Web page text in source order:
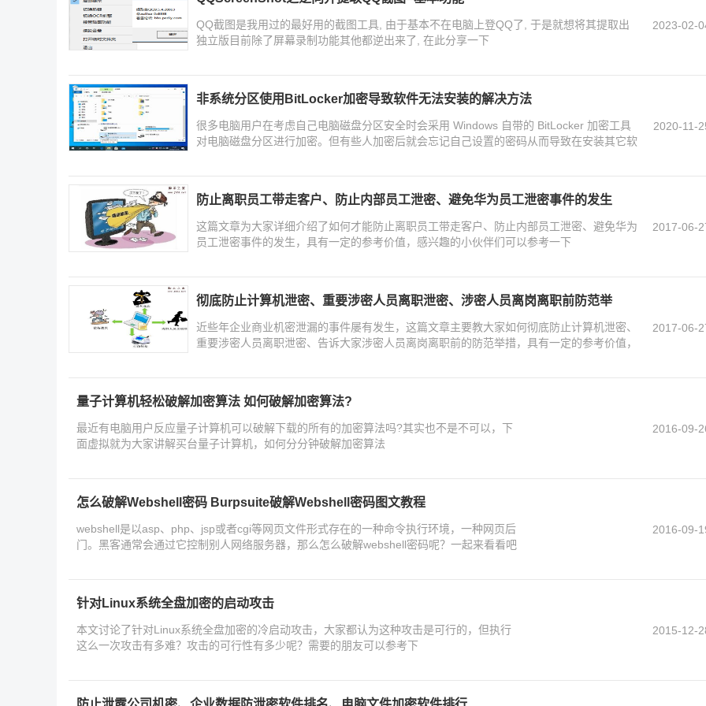
QQ截图是我用过的最好用的截图工具, 由于基本不在电脑上登QQ了, 于是就想将其提取出
独立版目前除了屏幕录制功能其他都逆出来了, 在此分享一下
2023-02-
非系统分区使用BitLocker加密导致软件无法安装的解决方法
很多电脑用户在考虑自己电脑磁盘分区安全时会采用 Windows 自带的 BitLocker 加密工具
对电脑磁盘分区进行加密。但有些人加密后就会忘记自己设置的密码从而导致在安装其它软
2020-11-
防止离职员工带走客户、防止内部员工泄密、避免华为员工泄密事件的发生
这篇文章为大家详细介绍了如何才能防止离职员工带走客户、防止内部员工泄密、避免华为
员工泄密事件的发生，具有一定的参考价值，感兴趣的小伙伴们可以参考一下
2017-06-
彻底防止计算机泄密、重要涉密人员离职泄密、涉密人员离岗离职前防范举
近些年企业商业机密泄漏的事件屡有发生，这篇文章主要教大家如何彻底防止计算机泄密、
重要涉密人员离职泄密、告诉大家涉密人员离岗离职前的防范举措，具有一定的参考价值，
2017-06-
量子计算机轻松破解加密算法 如何破解加密算法?
最近有电脑用户反应量子计算机可以破解下载的所有的加密算法吗?其实也不是不可以，下
面虚拟就为大家讲解买台量子计算机，如何分分钟破解加密算法
2016-09-
怎么破解Webshell密码 Burpsuite破解Webshell密码图文教程
webshell是以asp、php、jsp或者cgi等网页文件形式存在的一种命令执行环境，一种网页后
门。黑客通常会通过它控制别人网络服务器，那么怎么破解webshell密码呢？一起来看看吧
2016-09-
针对Linux系统全盘加密的启动攻击
本文讨论了针对Linux系统全盘加密的冷启动攻击，大家都认为这种攻击是可行的，但执行
这么一次攻击有多难？攻击的可行性有多少呢？需要的朋友可以参考下
2015-12-